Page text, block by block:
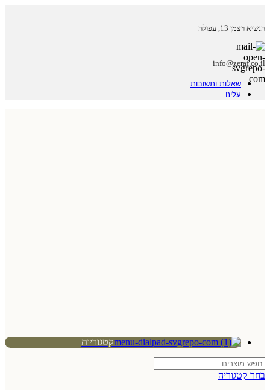
הנשיא ויצמן 13, עפולה
info@zeraf.co.il
שאלות ותשובות
עלינו
קטגוריות
בחר קטגוריה